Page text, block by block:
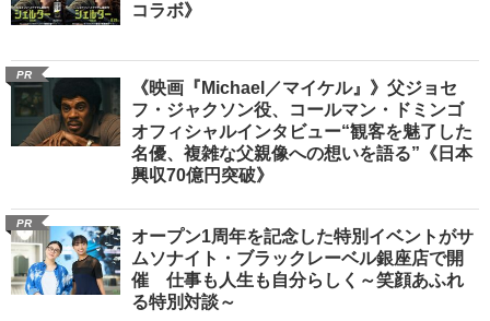
コラボ》
PR
《映画『Michael／マイケル』》父ジョセ
フ・ジャクソン役、コールマン・ドミンゴ
オフィシャルインタビュー“観客を魅了した
名優、複雑な父親像への想いを語る”《日本
興収70億円突破》
PR
オープン1周年を記念した特別イベントがサ
ムソナイト・ブラックレーベル銀座店で開
催 仕事も人生も自分らしく～笑顔あふれ
る特別対談～